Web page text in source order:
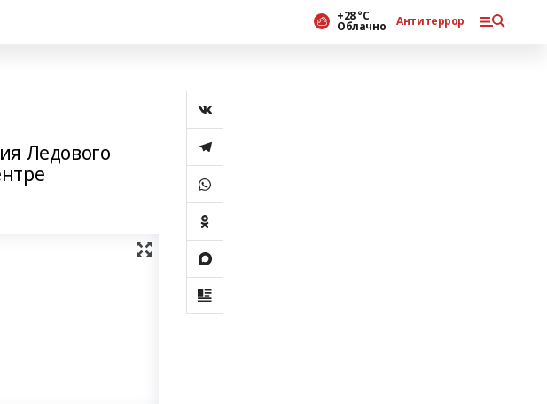
+28 °С
Облачно Антитеррор
Ледового